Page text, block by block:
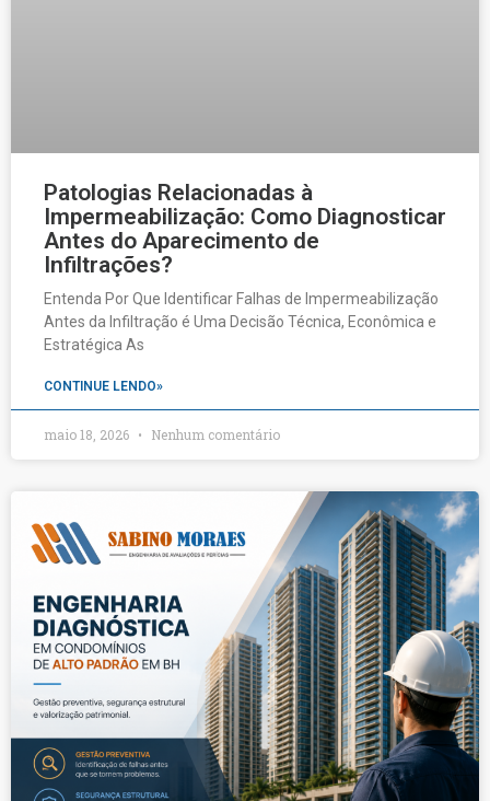
Patologias Relacionadas à
Impermeabilização: Como Diagnosticar
Antes do Aparecimento de
Infiltrações?
Entenda Por Que Identificar Falhas de Impermeabilização
Antes da Infiltração é Uma Decisão Técnica, Econômica e
Estratégica As
CONTINUE LENDO»
maio 18, 2026 Nenhum comentário